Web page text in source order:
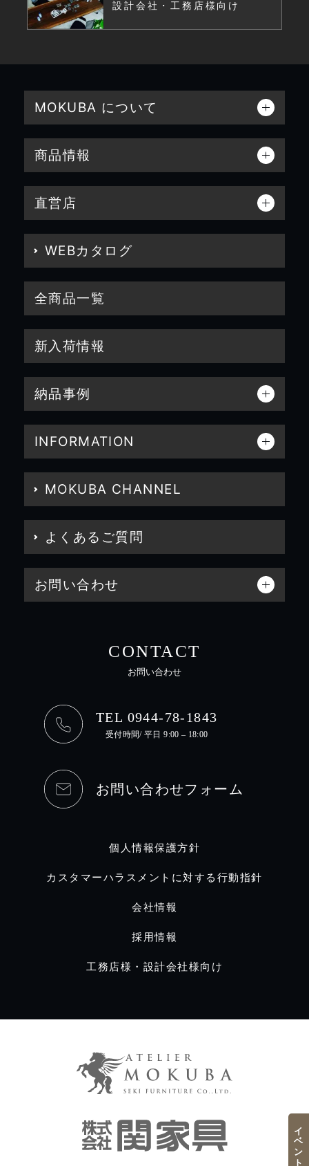
設計会社・工務店様向け
MOKUBA について
商品情報
直営店
WEBカタログ
全商品一覧
新入荷情報
納品事例
INFORMATION
MOKUBA CHANNEL
よくあるご質問
お問い合わせ
CONTACT
お問い合わせ
TEL 0944-78-1843
受付時間/ 平日 9:00 – 18:00
お問い合わせフォーム
個人情報保護方針
カスタマーハラスメントに対する行動指針
会社情報
採用情報
工務店様・設計会社様向け